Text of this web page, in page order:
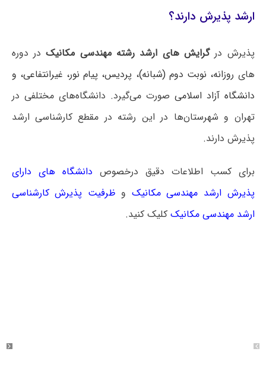
ارشد پذیرش دارند؟
پذیرش درگرایش های ارشد رشته مهندسی مکانیکدر دوره
های روزانه، نوبت دوم (شبانه)، پردیس، پیام نور، غیرانتفاعی، و
دانشگاه آزاد اسلامی صورت می‌گیرد. دانشگاه‌های مختلفی در
تهران و شهرستان‌ها در این رشته در مقطع کارشناسی ارشد
پذیرش دارند.
برای کسب اطلاعات دقیق درخصوص دانشگاه های دارای
پذیرش ارشد مهندسی مکانیک و ظرفیت پذیرش کارشناسی
ارشد مهندسی مکانیک کلیک کنید.